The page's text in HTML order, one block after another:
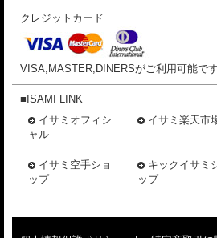
クレジットカード
VISA,MASTER,DINERSがご利用可能です
■ISAMI LINK
イサミオフィシ
ャル
イサミ楽天市
イサミ空手ショ
ップ
キックイサミ
ップ